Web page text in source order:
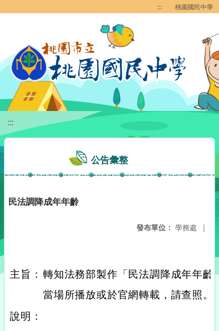
::: 桃園國民中學
:::
公告彙整
民法調降成年年齡
發布單位： 學務處 |
主旨： 轉知法務部製作「民法調降成年年齡
當場所播放或於官網轉載，請查照。
說明：